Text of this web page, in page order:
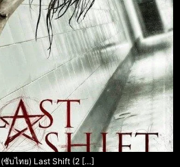
ซับไทย) Last Shift (2 […]